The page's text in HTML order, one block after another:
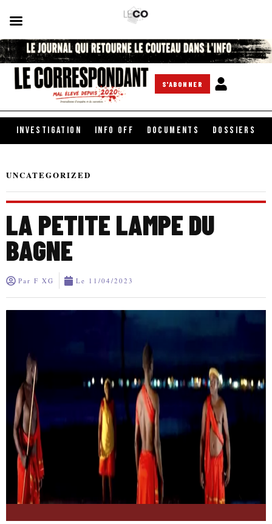
S'ABONNER
INVESTIGATION INFO OFF DOCUMENTS DOSSIERS
UNCATEGORIZED
LA PETITE LAMPE DU
BAGNE
Par F XG Le 11/04/2023